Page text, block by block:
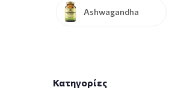
Ashwagandha
Κατηγορίες